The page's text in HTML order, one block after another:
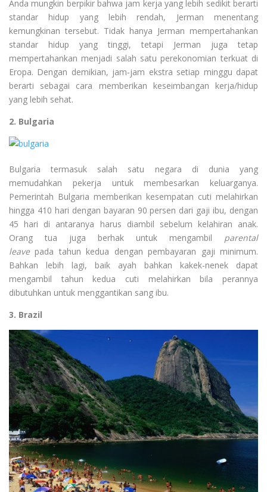
Anda mungkin berpikir bahwa jam kerja yang lebih sedikit berarti
standar hidup yang lebih rendah, Jerman menentang
kemungkinan tersebut. Tidak hanya Jerman mempertahankan
standar hidup yang tinggi, tetapi Jerman juga tetap
mempertahankan menjadi salah satu perekonomian terkuat di
Eropa. Dengan demikian, jam-jam ekstra setiap minggu dapat
berarti sebagai cara memberikan keseimbangan kerja/hidup
yang lebih sehat.
2. Bulgaria
Bulgaria termasuk salah satu negara di dunia yang
memudahkan pekerja untuk membesarkan keluarganya.
Pemerintah Bulgaria memberikan kesempatan cuti melahirkan
hingga 410 hari dengan bayaran 90 persen dari gaji ibu, dengan
45 hari di antaranya harus diambil sebelum kelahiran anak.
Orang tua juga berhak untuk mengambil parental
leave pada tahun kedua dengan pembayaran gaji minimum.
Bahkan lebih lagi, baik ayah bahkan kakek-nenek dapat
mengambil tahun kedua cuti melahirkan bila perannya
dibutuhkan untuk menggantikan sang ibu.
3. Brazil